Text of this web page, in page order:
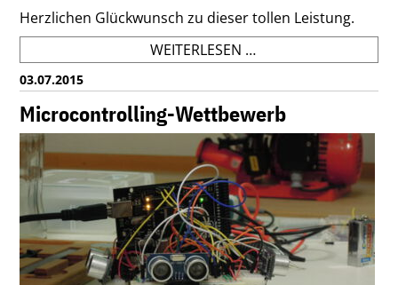
Herzlichen Glückwunsch zu dieser tollen Leistung.
WEITERLESEN …PANGEA
WETTBEWERB
2015
03.07.2015
Microcontrolling-Wettbewerb